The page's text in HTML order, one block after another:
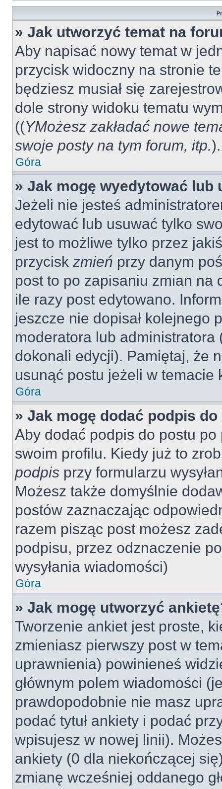
» Jak utworzyć temat na
Aby napisać nowy temat w
przycisk widoczny na stronie
będziesz musiał się
dole strony widoku tematu
((YMożesz zakładać nowe
swoje posty na tym forum, itp.).
Góra
» Jak mogę wyedytować lub
Jeżeli nie jesteś
edytować lub usuwać tylko
jest to możliwe tylko przez
przycisk zmień przy danym
post to po zapisaniu zmian na
ile razy post edytowano.
jeszcze nie dopisał kolejnego
moderatora lub
dokonali edycji). Pamiętaj, że
usunąć postu jeżeli w temacie
Góra
» Jak mogę dodać podpis
Aby dodać podpis do postu
swoim profilu. Kiedy już to
podpis przy formularzu
Możesz także domyślnie
postów zaznaczając
razem pisząc post możesz
podpisu, przez odznaczenie
wysyłania wiadomości)
Góra
» Jak mogę utworzyć
Tworzenie ankiet jest proste,
zmieniasz pierwszy post w
uprawnienia) powinieneś
głównym polem wiadomości
prawdopodobnie nie masz
podać tytuł ankiety i podać
wpisujesz w nowej linii).
ankiety (0 dla niekończącej
zmianę wcześniej oddanego